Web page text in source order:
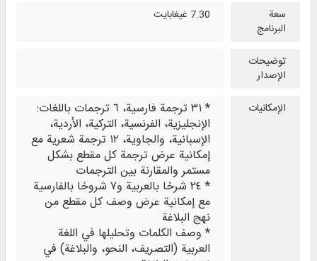
سعة
البرنامج
7.30 غيغابايت
توضيحات
الإصدار
الإمكانيات
* ٣١ ترجمة فارسية، ٦ ترجمات باللغات:
الإنجليزية، الفرنسية، التركية، الأردية،
الإسبانية، والجاوية، ١٢ ترجمة شعرية مع
إمكانية عرض ترجمة كل مقطع بشكل
مستمر والمقارنة بين الترجمات
* ٢٤ شرحًا بالعربية و٧ شروحًا بالفارسية
مع إمكانية عرض وصف كل مقطع من
نهج البلاغة
* وصف الكلمات وتحليلها في اللغة
العربية (التصريف، النحو، والبلاغة) في